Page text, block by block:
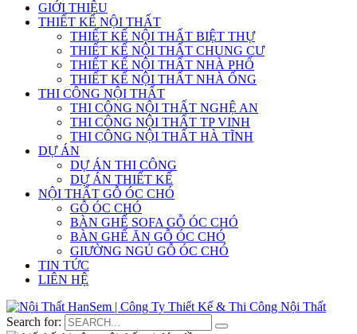
GIỚI THIỆU
THIẾT KẾ NỘI THẤT
THIẾT KẾ NỘI THẤT BIỆT THỰ
THIẾT KẾ NỘI THẤT CHUNG CƯ
THIẾT KẾ NỘI THẤT NHÀ PHỐ
THIẾT KẾ NỘI THẤT NHÀ ỐNG
THI CÔNG NỘI THẤT
THI CÔNG NỘI THẤT NGHỆ AN
THI CÔNG NỘI THẤT TP VINH
THI CÔNG NỘI THẤT HÀ TĨNH
DỰ ÁN
DỰ ÁN THI CÔNG
DỰ ÁN THIẾT KẾ
NỘI THẤT GỖ ÓC CHÓ
GỖ ÓC CHÓ
BÀN GHẾ SOFA GỖ ÓC CHÓ
BÀN GHẾ ĂN GỖ ÓC CHÓ
GIƯỜNG NGỦ GỖ ÓC CHÓ
TIN TỨC
LIÊN HỆ
Search for: